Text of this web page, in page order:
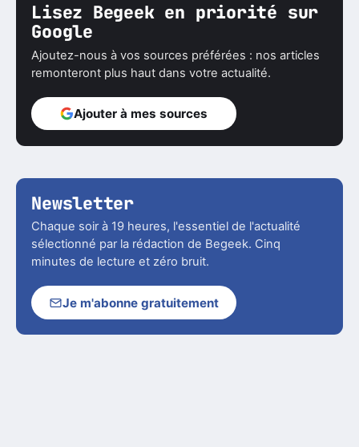
Lisez Begeek en priorité sur
Google
Ajoutez-nous à vos sources préférées : nos articles
remonteront plus haut dans votre actualité.
Ajouter à mes sources
Newsletter
Chaque soir à 19 heures, l'essentiel de l'actualité
sélectionné par la rédaction de Begeek. Cinq
minutes de lecture et zéro bruit.
Je m'abonne gratuitement